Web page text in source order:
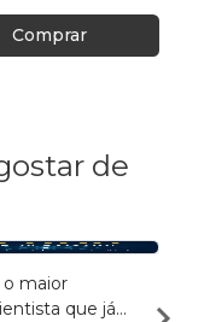
Comprar
de
o maior
que já